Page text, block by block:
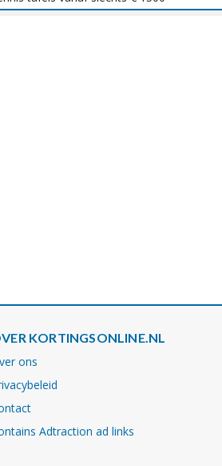
KORTINGSONLINE.NL
ons
Adtraction ad links